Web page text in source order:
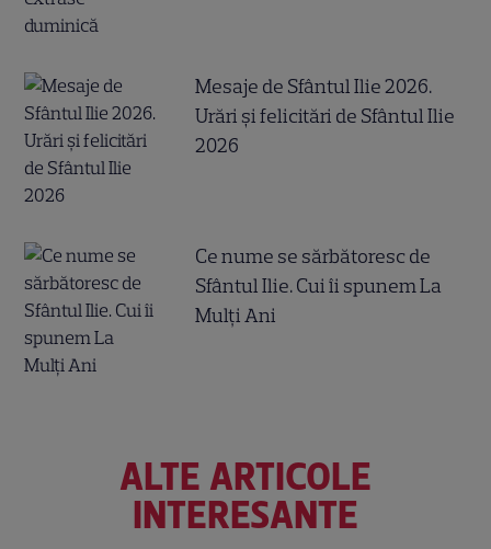
Mesaje de Sfântul Ilie 2026.
Urări și felicitări de Sfântul Ilie
2026
Ce nume se sărbătoresc de
Sfântul Ilie. Cui îi spunem La
Mulți Ani
ALTE ARTICOLE
INTERESANTE